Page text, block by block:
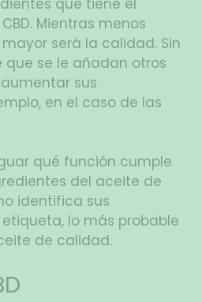
Mientras menos
será la calidad. Sin
que se le añadan otros
sus
en el caso de las
qué función cumple
del aceite de
identifica sus
lo más probable
de calidad.